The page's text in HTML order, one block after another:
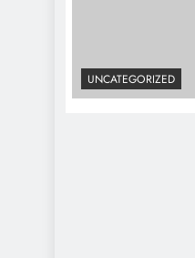
UNCATEGORIZED